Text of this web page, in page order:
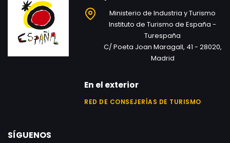
Ministerio de Industria y Turismo
Instituto de Turismo de España -
Turespaña
C/ Poeta Joan Maragall, 41 - 28020,
Madrid
En el exterior
RED DE CONSEJERÍAS DE TURISMO
SÍGUENOS